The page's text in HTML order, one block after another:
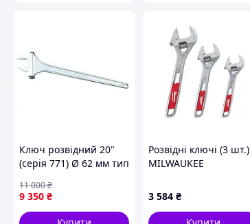
Ключ розвідний 20"
(серія 771) Ø 62 мм тип
(8I000 20) IREGA771-20
9 350 ₴
11 000₴
Розвідні ключі (3 шт.)
MILWAUKEE
MILWAUKEE ACC
4932493414
3 584 ₴